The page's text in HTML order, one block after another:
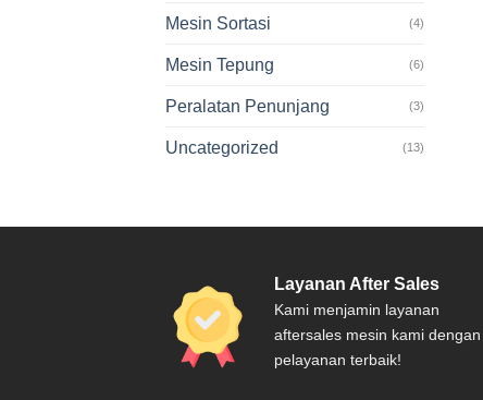
Mesin Sortasi (4)
Mesin Tepung (6)
Peralatan Penunjang (3)
Uncategorized (13)
Layanan After Sales
Kami menjamin layanan
aftersales mesin kami dengan
pelayanan terbaik!